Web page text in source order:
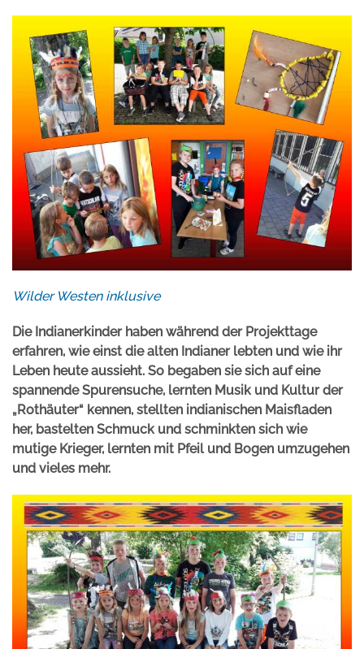
Wilder Westen inklusive
Die Indianerkinder haben während der Projekttage
erfahren, wie einst die alten Indianer lebten und wie ihr
Leben heute aussieht. So begaben sie sich auf eine
spannende Spurensuche, lernten Musik und Kultur der
„Rothäuter“ kennen, stellten indianischen Maisfladen
her, bastelten Schmuck und schminkten sich wie
mutige Krieger, lernten mit Pfeil und Bogen umzugehen
und vieles mehr.